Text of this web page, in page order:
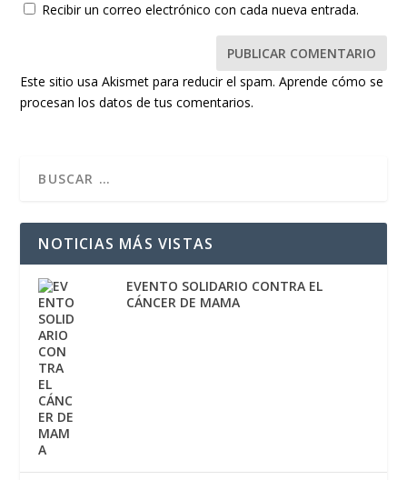
Recibir un correo electrónico con cada nueva entrada.
Este sitio usa Akismet para reducir el spam.Aprende cómo se
procesan los datos de tus comentarios.
NOTICIAS MÁS VISTAS
EVENTO SOLIDARIO CONTRA EL
CÁNCER DE MAMA